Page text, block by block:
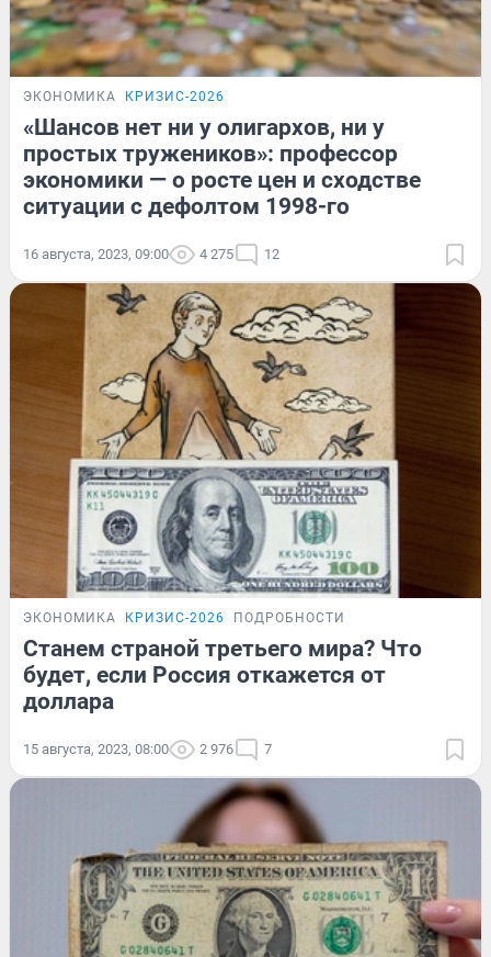
ЭКОНОМИКА КРИЗИС-2026
«Шансов нет ни у олигархов, ни у
простых тружеников»: профессор
экономики — о росте цен и сходстве
ситуации с дефолтом 1998-го
16 августа, 2023, 09:00 4 275 12
ЭКОНОМИКА КРИЗИС-2026 ПОДРОБНОСТИ
Станем страной третьего мира? Что
будет, если Россия откажется от
доллара
15 августа, 2023, 08:00 2 976 7